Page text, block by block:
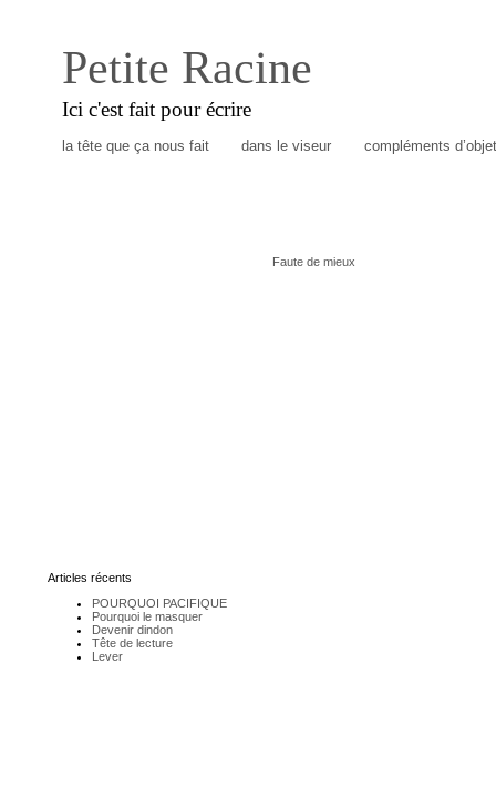
Petite Racine
Ici c'est fait pour écrire
la tête que ça nous fait dans le viseur compléments
Faute de mieux
Articles récents
POURQUOI PACIFIQUE
Pourquoi le masquer
Devenir dindon
Tête de lecture
Lever